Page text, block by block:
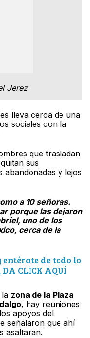
Jerez
lleva cerca de una
sociales con la
que trasladan
sus
abandonadas y lejos
a 10 señoras.
porque las dejaron
uno de los
cerca de la
entérate de todo lo
CLICK AQUÍ
zona de la Plaza
, hay reuniones
apoyos del
señalaron que ahí
asaltaran.